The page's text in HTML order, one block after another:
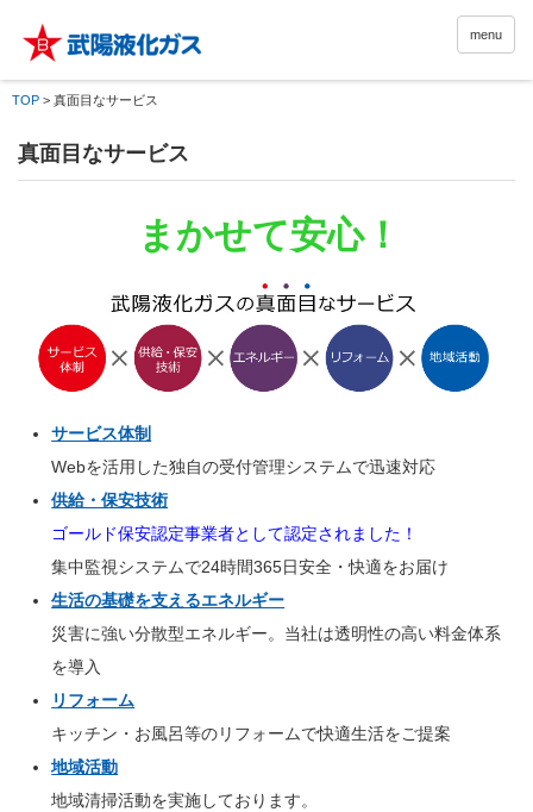
menu
TOP > 真面目なサービス
真面目なサービス
まかせて安心！
サービス体制
Webを活用した独自の受付管理システムで迅速対応
供給・保安技術
ゴールド保安認定事業者として認定されました！
集中監視システムで24時間365日安全・快適をお届け
生活の基礎を支えるエネルギー
災害に強い分散型エネルギー。当社は透明性の高い料金体系
を導入
リフォーム
キッチン・お風呂等のリフォームで快適生活をご提案
地域活動
地域清掃活動を実施しております。